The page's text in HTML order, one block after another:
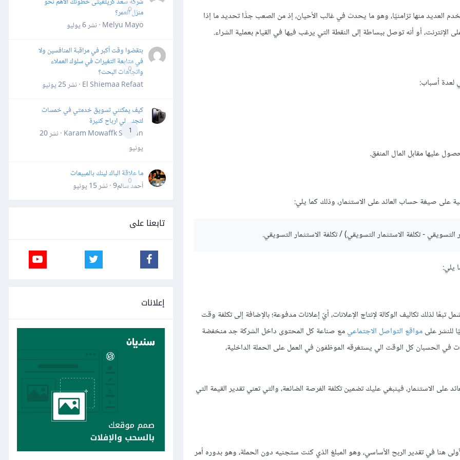
العديد منها تزامنيًا، وهو ما يحدث في غالب الأحيان، إذ من الصعب جدًّا تحديد ما إذا
أو أنه توصل ببساطة إلى النقطة التي يرغب فيها في القيام بعملية الشراء.
لعدة أسباب:
عليها مقابل المال المنفق.
على صيغة حساب العائد على الاستثمار، وذلك كما يلي:
يلي:
لذلك تكاليف الوكالة لإنتاج الإعلانات، أيّ إعلانات مدفوعة؛ بالإضافة إلى تكلفة وقت
للنشر علىمواقع التواصل الاجتماعيمع صناعة كل المحتوى داخل الشركة جد منخفضة
في الحسبان كل الوقت الي يستغرقه الموظفون في العمل على الحملة الداخلية،
الاستثمار، فينبغي عليك تضمين تكلفة الفرصة الضائعة، والتي تعني تقدير القيمة التي
هنا في تقدير الربح الأساسي، وهو المبلغ الذي كنت ستجنيه دون الحملة، وهو بدوره أمر
0
منزل العمر؟
Melyu Mayo · نشر
6 يوليو
0
بتقضوا وقت أكبر في مراقبة المنافسين ولا
في متابعة التغيرات في سلوك العملاء
واتجاهات البحث؟
El Shiemaa Refaat · نشر
25 يونيو
1
كيف يمكنني تسويق خدمتي في خمسات
لتجني لي ارباح كثيرة
Karam Mowaffk Sarhan · نشر
20
يونيو
0
ما علاقة الباك لينك بالمبيعات
أحمد سالم9 · نشر
15 يونيو
تابعنا على
إعلانات